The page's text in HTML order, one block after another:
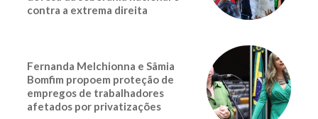
contra a extrema direita
Fernanda Melchionna e Sâmia
Bomfim propoem proteção de
empregos de trabalhadores
afetados por privatizações